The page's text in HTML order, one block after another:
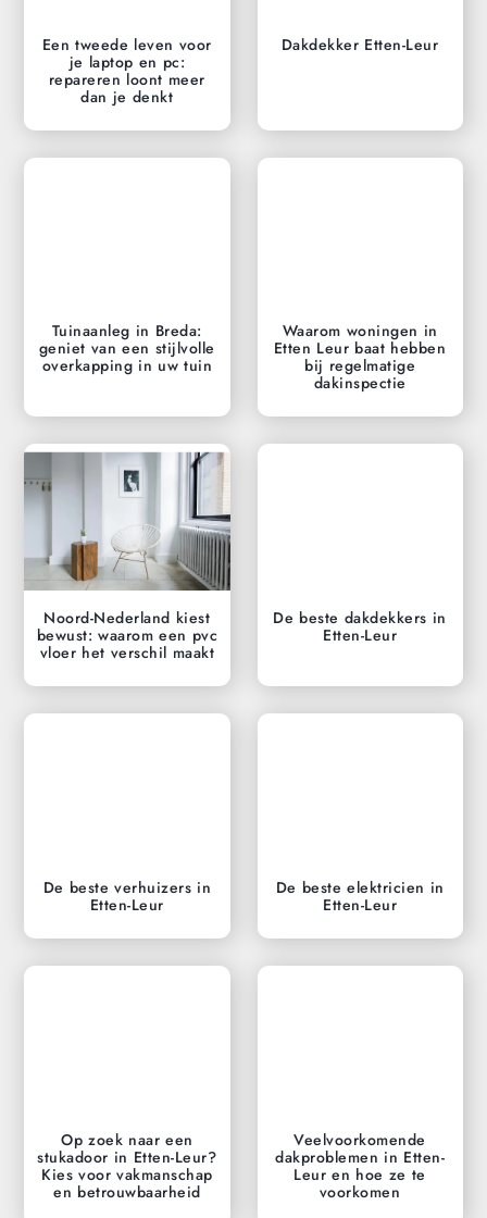
Een tweede leven voor
je laptop en pc:
repareren loont meer
dan je denkt
Dakdekker Etten-Leur
Tuinaanleg in Breda:
geniet van een stijlvolle
overkapping in uw tuin
Waarom woningen in
Etten Leur baat hebben
bij regelmatige
dakinspectie
Noord-Nederland kiest
bewust: waarom een pvc
vloer het verschil maakt
De beste dakdekkers in
Etten-Leur
De beste verhuizers in
Etten-Leur
De beste elektricien in
Etten-Leur
Op zoek naar een
stukadoor in Etten-Leur?
Kies voor vakmanschap
en betrouwbaarheid
Veelvoorkomende
dakproblemen in Etten-
Leur en hoe ze te
voorkomen